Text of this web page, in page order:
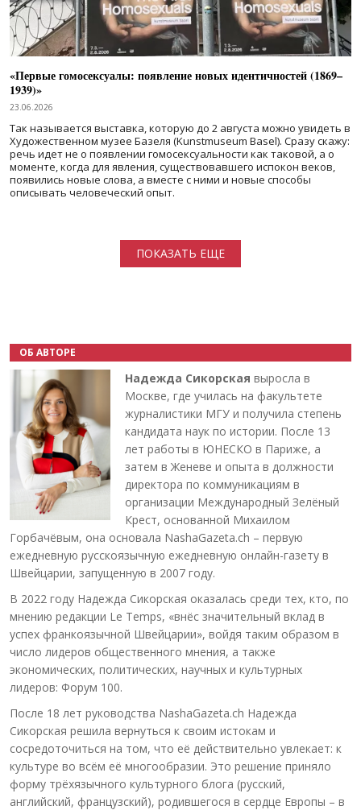
«Первые гомосексуалы: появление новых идентичностей (1869–
1939)»
23.06.2026
Так называется выставка, которую до 2 августа можно увидеть в
Художественном музее Базеля (Kunstmuseum Basel). Сразу скажу:
речь идет не о появлении гомосексуальности как таковой, а о
моменте, когда для явления, существовавшего испокон веков,
появились новые слова, а вместе с ними и новые способы
описывать человеческий опыт.
ПОКАЗАТЬ ЕЩЕ
ОБ АВТОРЕ
Надежда Сикорская выросла в
Москве, где училась на факультете
журналистики МГУ и получила степень
кандидата наук по истории. После 13
лет работы в ЮНЕСКО в Париже, а
затем в Женеве и опыта в должности
директора по коммуникациям в
организации Международный Зелёный
Крест, основанной Михаилом
Горбачёвым, она основала NashaGazeta.ch – первую
ежедневную русскоязычную ежедневную онлайн-газету в
Швейцарии, запущенную в 2007 году.
В 2022 году Надежда Сикорская оказалась среди тех, кто, по
мнению редакции Le Temps, «внёс значительный вклад в
успех франкоязычной Швейцарии», войдя таким образом в
число лидеров общественного мнения, а также
экономических, политических, научных и культурных
лидеров: Форум 100.
После 18 лет руководства NashaGazeta.ch Надежда
Сикорская решила вернуться к своим истокам и
сосредоточиться на том, что её действительно увлекает: к
культуре во всём её многообразии. Это решение приняло
форму трёхязычного культурного блога (русский,
английский, французский), родившегося в сердце Европы – в